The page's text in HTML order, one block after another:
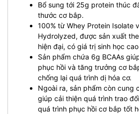
Bổ sung tới 25g protein thúc
thước cơ bắp.
100% từ Whey Protein Isolate
Hydrolyzed, được sản xuất
hiện đại, có giá trị sinh học
Sản phẩm chứa 6g BCAAs
phục hồi và tăng trưởng cơ
chống lại quá trình dị hóa cơ.
Ngoài ra, sản phẩm còn cung
giúp cải thiện quá trình trao
quá trình phục hồi cơ bắp tốt